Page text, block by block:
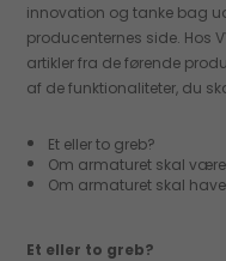
innovation og tanke bag
producenternes side. Hos
artikler fra de førende
af de funktionaliteter, du
Et eller to greb?
Om armaturet skal
Om armaturet skal
Et eller to greb?